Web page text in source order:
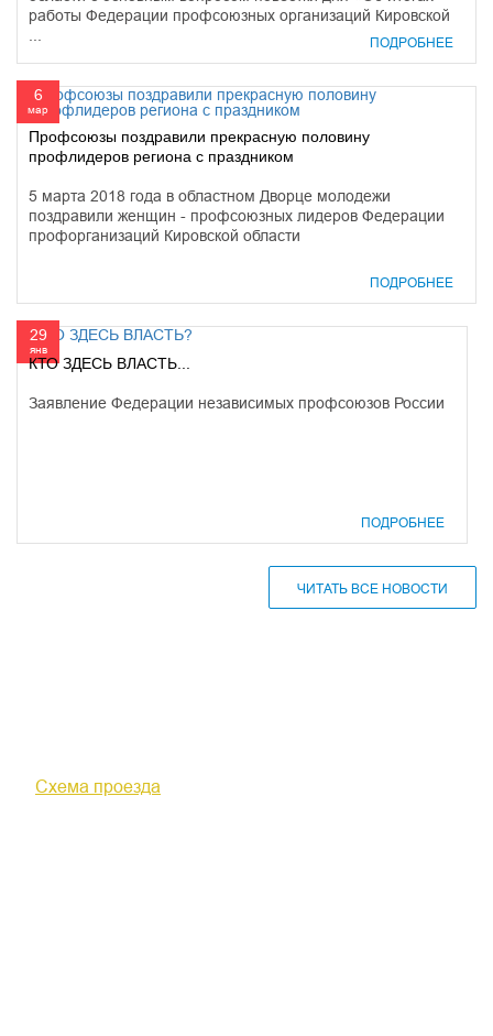
работы Федерации профсоюзных организаций Кировской
ПОДРОБНЕЕ
6
мар
Профсоюзы поздравили прекрасную половину
профлидеров региона с праздником
5 марта 2018 года в областном Дворце молодежи
поздравили женщин - профсоюзных лидеров Федерации
профорганизаций Кировской области
ПОДРОБНЕЕ
29
янв
КТО ЗДЕСЬ ВЛАСТЬ...
Заявление Федерации независимых профсоюзов России
ПОДРОБНЕЕ
ЧИТАТЬ ВСЕ НОВОСТИ
Схема проезда